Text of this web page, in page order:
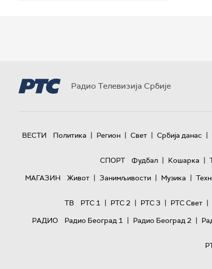
Радио Телевизија Србије
ВЕСТИ Политика | Регион | Свет | Србија данас |
СПОРТ
Фудбал | Кошарка |
МАГАЗИН
Живот | Занимљивости | Музика |
ТВ
РТС 1 | РТС 2 | РТС 3 | РТС Свет |
РАДИО
Радио Београд 1 | Радио Београд 2 |